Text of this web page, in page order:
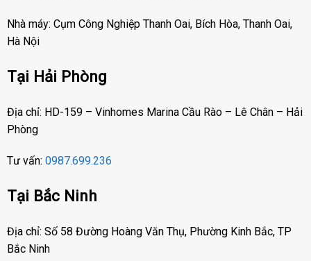
Nhà máy: Cụm Công Nghiệp Thanh Oai, Bích Hòa, Thanh Oai,
Hà Nội
Tại Hải Phòng
Địa chỉ: HD-159 – Vinhomes Marina Cầu Rào – Lê Chân – Hải
Phòng
Tư vấn: 0987.699.236
Tại Bắc Ninh
Địa chỉ: Số 58 Đường Hoàng Văn Thụ, Phường Kinh Bắc, TP
Bắc Ninh